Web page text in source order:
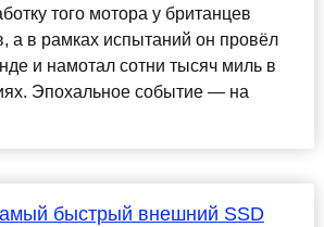
того мотора у британцев
а в рамках испытаний он провёл
и намотал сотни тысяч миль в
Эпохальное событие ― на
быстрый внешний SSD